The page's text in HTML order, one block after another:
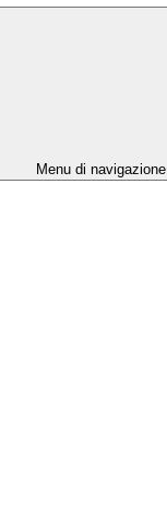
Menu di navigazione